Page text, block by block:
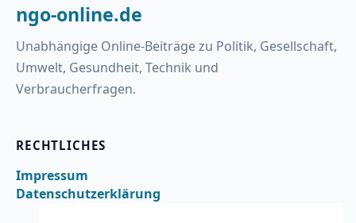
ngo-online.de
Unabhängige Online-Beiträge zu Politik, Gesellschaft,
Umwelt, Gesundheit, Technik und
Verbraucherfragen.
RECHTLICHES
Impressum
Datenschutzerklärung